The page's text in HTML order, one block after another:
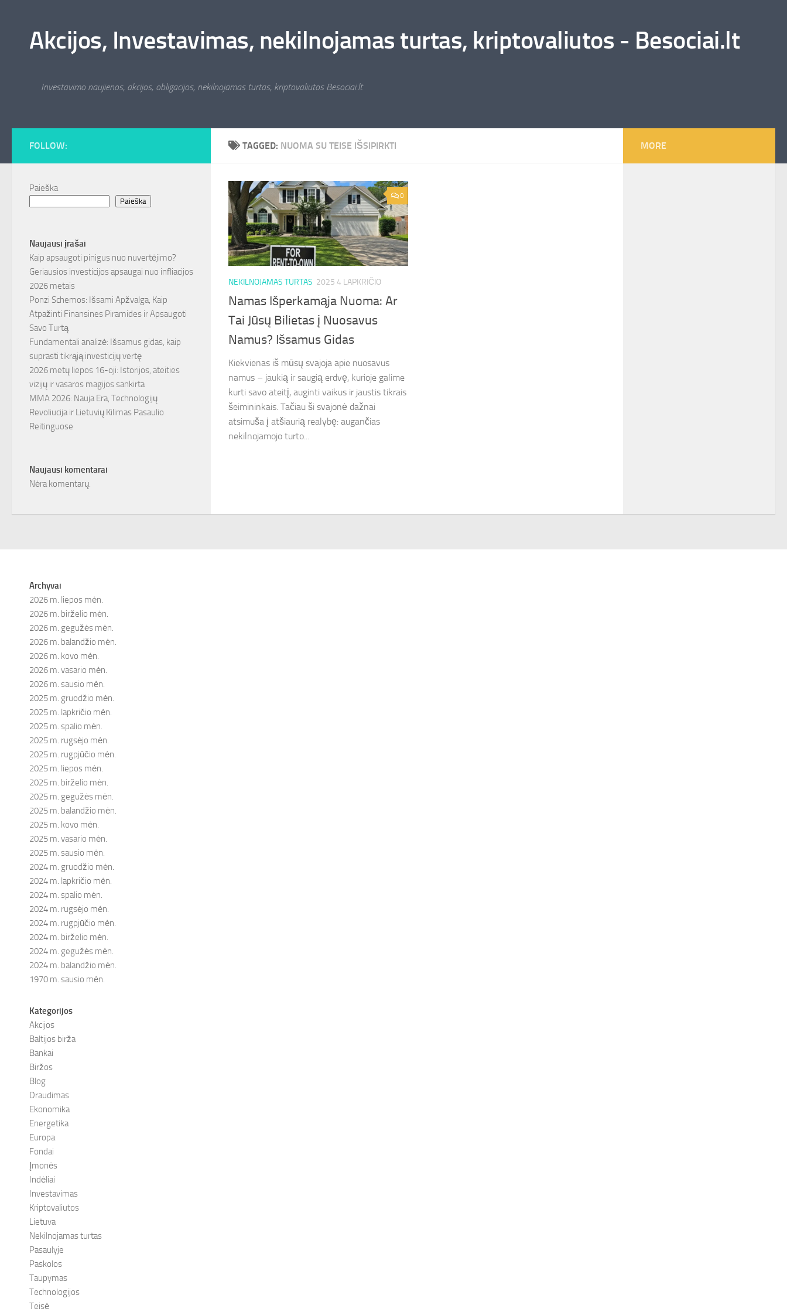
Akcijos, Investavimas, nekilnojamas turtas, kriptovaliutos - Besociai.lt
Investavimo naujienos, akcijos, obligacijos, nekilnojamas turtas, kriptovaliutos Besociai.lt
TAGGED: NUOMA SU TEISE IŠSIPIRKTI
0
NEKILNOJAMAS TURTAS 2025 4 LAPKRIČIO
Namas Išperkamąja Nuoma: Ar
Tai Jūsų Bilietas į Nuosavus
Namus? Išsamus Gidas
Kiekvienas iš mūsų svajoja apie nuosavus
namus – jaukią ir saugią erdvę, kurioje galime
kurti savo ateitį, auginti vaikus ir jaustis tikrais
šeimininkais. Tačiau ši svajonė dažnai
atsimuša į atšiaurią realybę: augančias
nekilnojamojo turto...
FOLLOW:
Paieška
Paieška
Naujausi įrašai
Kaip apsaugoti pinigus nuo nuvertėjimo?
Geriausios investicijos apsaugai nuo infliacijos
2026 metais
Ponzi Schemos: Išsami Apžvalga, Kaip
Atpažinti Finansines Piramides ir Apsaugoti
Savo Turtą
Fundamentali analizė: Išsamus gidas, kaip
suprasti tikrąją investicijų vertę
2026 metų liepos 16-oji: Istorijos, ateities
vizijų ir vasaros magijos sankirta
MMA 2026: Nauja Era, Technologijų
Revoliucija ir Lietuvių Kilimas Pasaulio
Reitinguose
Naujausi komentarai
Nėra komentarų.
MORE
Archyvai
2026 m. liepos mėn.
2026 m. birželio mėn.
2026 m. gegužės mėn.
2026 m. balandžio mėn.
2026 m. kovo mėn.
2026 m. vasario mėn.
2026 m. sausio mėn.
2025 m. gruodžio mėn.
2025 m. lapkričio mėn.
2025 m. spalio mėn.
2025 m. rugsėjo mėn.
2025 m. rugpjūčio mėn.
2025 m. liepos mėn.
2025 m. birželio mėn.
2025 m. gegužės mėn.
2025 m. balandžio mėn.
2025 m. kovo mėn.
2025 m. vasario mėn.
2025 m. sausio mėn.
2024 m. gruodžio mėn.
2024 m. lapkričio mėn.
2024 m. spalio mėn.
2024 m. rugsėjo mėn.
2024 m. rugpjūčio mėn.
2024 m. birželio mėn.
2024 m. gegužės mėn.
2024 m. balandžio mėn.
1970 m. sausio mėn.
Kategorijos
Akcijos
Baltijos birža
Bankai
Biržos
Blog
Draudimas
Ekonomika
Energetika
Europa
Fondai
Įmonės
Indėliai
Investavimas
Kriptovaliutos
Lietuva
Nekilnojamas turtas
Pasaulyje
Paskolos
Taupymas
Technologijos
Teisė